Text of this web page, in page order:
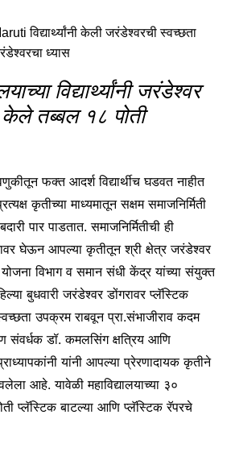
विद्यार्थ्यांनी जरंडेश्वर
केले तब्बल १८ पोती
फक्त आदर्श विद्यार्थीच घडवत नाहीत
कृतीच्या माध्यमातून सक्षम समाजनिर्मिती
पार पाडतात. समाजनिर्मितीची ही
घेऊन आपल्या कृतीतून श्री क्षेत्र जरंडेश्वर
योजना विभाग व समान संधी केंद्र यांच्या संयुक्त
बुधवारी जरंडेश्वर डोंगरावर प्लॅस्टिक
उपक्रम राबवून प्रा.संभाजीराव कदम
संवर्धक डॉ. कमलसिंग क्षत्रिय आणि
यांनी आपल्या प्रेरणादायक कृतीने
आहे. यावेळी महाविद्यालयाच्या ३०
प्लॅस्टिक बाटल्या आणि प्लॅस्टिक रॅपरचे